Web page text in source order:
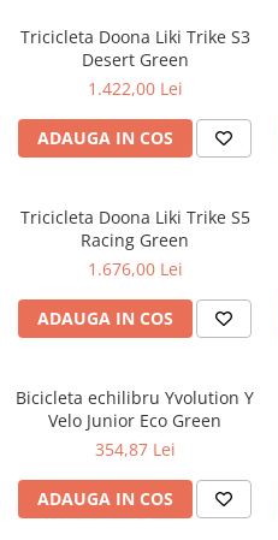
Consultanta Instalare
Jucarii de tras
Jucarii din plus
Jucarii pentru baie
Tricicleta Doona Liki Trike S3
Desert Green
1.422,00 Lei
ADAUGA IN COS
Tricicleta Doona Liki Trike S5
Racing Green
1.676,00 Lei
ADAUGA IN COS
Bicicleta echilibru Yvolution Y
Velo Junior Eco Green
354,87 Lei
ADAUGA IN COS